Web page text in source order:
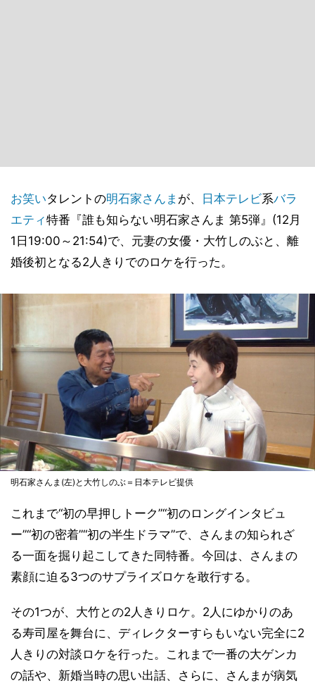
お笑いタレントの明石家さんま が、 日本テレビ系バラ
エティ特番『誰も知らない明石家さんま 第5弾』(12月
1日19:00～21:54)で、元妻の女優・大竹しのぶと、離
婚後初となる2人きりでのロケを行った。
明石家さんま(左)と大竹しのぶ＝日本テレビ提供
これまで“初の早押しトーク”“初のロングインタビュ
ー”“初の密着”“初の半生ドラマ”で、さんまの知られざ
る一面を掘り起こしてきた同特番。今回は、さんまの
素顔に迫る3つのサプライズロケを敢行する。
その1つが、大竹との2人きりロケ。2人にゆかりのあ
る寿司屋を舞台に、ディレクターすらもいない完全に2
人きりの対談ロケを行った。これまで一番の大ゲンカ
の話や、新婚当時の思い出話、さらに、さんまが病気